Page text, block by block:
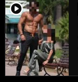
player2